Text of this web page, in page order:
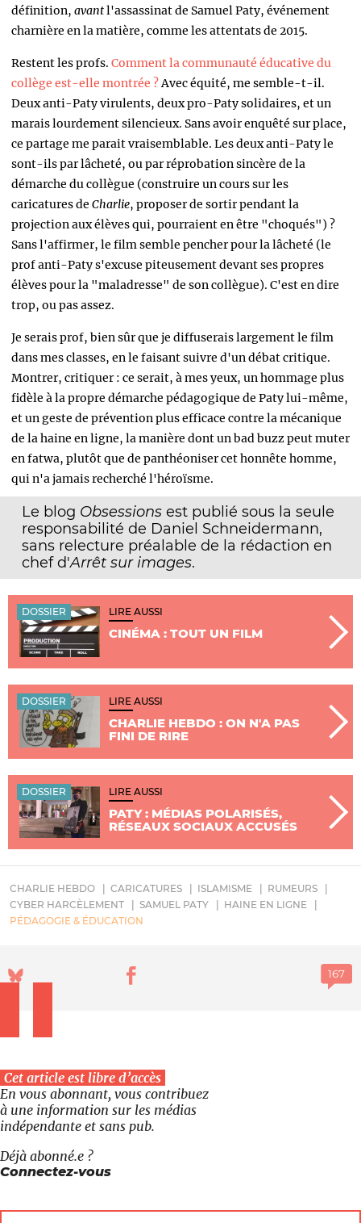
définition, avantl'assassinat de Samuel Paty, événement
charnière en la matière, comme les attentats de 2015.
Restent les profs. Comment la communauté éducative du
collège est-elle montrée ?Avec équité, me semble-t-il.
Deux anti-Paty virulents, deux pro-Paty solidaires, et un
marais lourdement silencieux. Sans avoir enquêté sur place,
ce partage me parait vraisemblable. Les deux anti-Paty le
sont-ils par lâcheté, ou par réprobation sincère de la
démarche du collègue (construire un cours sur les
caricatures de Charlie, proposer de sortir pendant la
projection aux élèves qui, pourraient en être "choqués") ?
Sans l'affirmer, le film semble pencher pour la lâcheté (le
prof anti-Paty s'excuse piteusement devant ses propres
élèves pour la "maladresse" de son collègue). C'est en dire
trop, ou pas assez.
Je serais prof, bien sûr que je diffuserais largement le film
dans mes classes, en le faisant suivre d'un débat critique.
Montrer, critiquer : ce serait, à mes yeux, un hommage plus
fidèle à la propre démarche pédagogique de Paty lui-même,
et un geste de prévention plus efficace contre la mécanique
de la haine en ligne, la manière dont un bad buzz peut muter
en fatwa, plutôt que de panthéoniser cet honnête homme,
qui n'a jamais recherché l'héroïsme.
Le blog Obsessionsest publié sous la seule
responsabilité de Daniel Schneidermann,
sans relecture préalable de la rédaction en
chef d'Arrêt sur images.
DOSSIER LIRE AUSSI
CINÉMA : TOUT UN FILM
DOSSIER LIRE AUSSI
CHARLIE HEBDO : ON N'A PAS
FINI DE RIRE
DOSSIER LIRE AUSSI
PATY : MÉDIAS POLARISÉS,
RÉSEAUX SOCIAUX ACCUSÉS
CHARLIE HEBDO CARICATURES ISLAMISME
RUMEURS
CYBER HARCÈLEMENT
SAMUEL PATY
HAINE EN LIGNE
PÉDAGOGIE & ÉDUCATION
Cet article est libre d’accès
En vous abonnant, vous contribuez
à une information sur les médias
indépendante et sans pub.
Déjà abonné.e ?
Connectez-vous